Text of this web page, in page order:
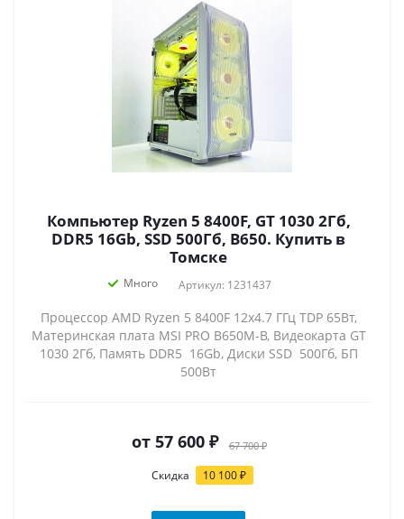
Компьютер Ryzen 5 8400F, GT 1030 2Гб,
DDR5 16Gb, SSD 500Гб, B650. Купить в
Томске
Много Артикул: 1231437
Процессор AMD Ryzen 5 8400F 12x4.7 ГГц TDP 65Вт,
Материнская плата MSI PRO B650M-B, Видеокарта GT
1030 2Гб, Память DDR5 16Gb, Диски SSD 500Гб, БП
500Вт
от 57 600 ₽ 67 700 ₽
Скидка 10 100 ₽